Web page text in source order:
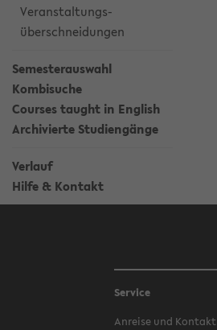
Veranstaltungs-
überschneidungen
Semesterauswahl
Kombisuche
Courses taught in English
Archivierte Studiengänge
Verlauf
Hilfe & Kontakt
Service
Anreise und Kontakt